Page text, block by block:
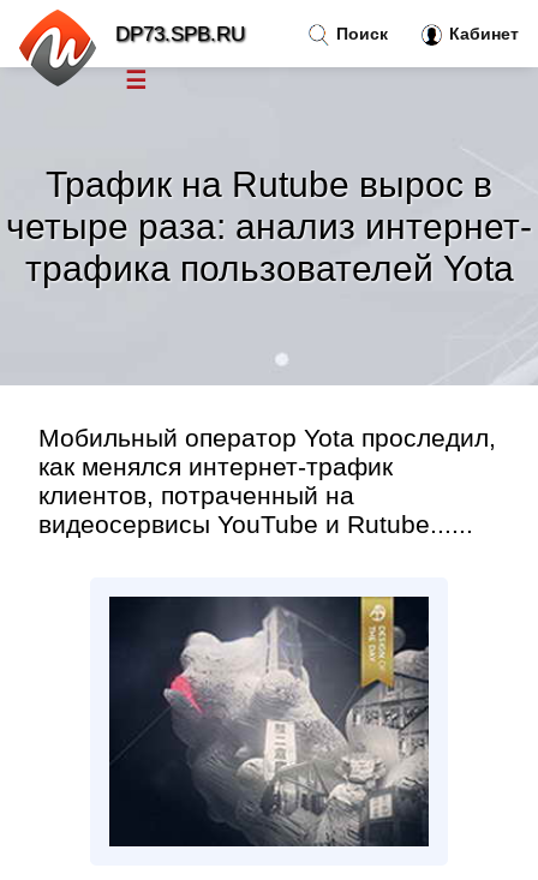
Трафик на Rutube вырос в
четыре раза: анализ интернет-
трафика пользователей Yota
Мобильный оператор Yota проследил,
как менялся интернет-трафик
клиентов, потраченный на
видеосервисы YouTube и Rutube......
Поиск Кабинет
DP73.SPB.RU
☰
Тренды новостей »
Рубрики»